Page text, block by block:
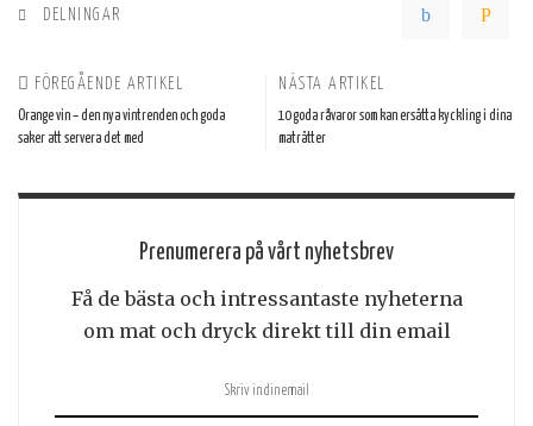
DELNINGAR
FÖREGÅENDE ARTIKEL
Orange vin – den nya vintrenden och goda
saker att servera det med
NÄSTA ARTIKEL
10 goda råvaror som kan ersätta kyckling i dina
maträtter
Prenumerera på vårt nyhetsbrev
Få de bästa och intressantaste nyheterna
om mat och dryck direkt till din email